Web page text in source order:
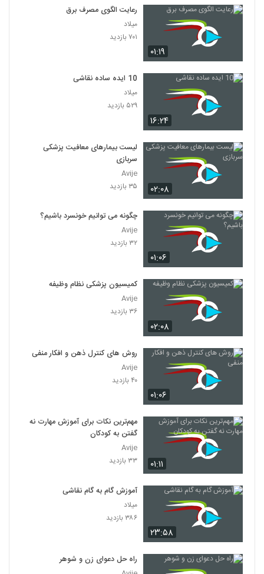
۰۱:۱۹
رعایت الگوی مصرف برق
میلاد
۷۰۱ بازدید
۱۶:۲۴
10 ایده ساده نقاشی
میلاد
۵۲۹ بازدید
۰۲:۰۸
لیست بیمارهای معافیت پزشکی
سربازی
Avije
۳۵ بازدید
۰۱:۰۶
چگونه می توانیم خونسرد باشیم؟
Avije
۳۲ بازدید
۰۲:۰۸
کمیسیون پزشکی نظام وظیفه
Avije
۳۶ بازدید
۰۱:۰۶
روش های کنترل ذهن و افکار منفی
Avije
۴۰ بازدید
۰۱:۱۱
مهم‌ترین نکات برای آموزش مهارت نه
گفتن به کودکان
Avije
۳۳ بازدید
۲۳:۵۸
آموزش گام به گام نقاشی
میلاد
۳۸۶ بازدید
راه حل دعوای زن و شوهر